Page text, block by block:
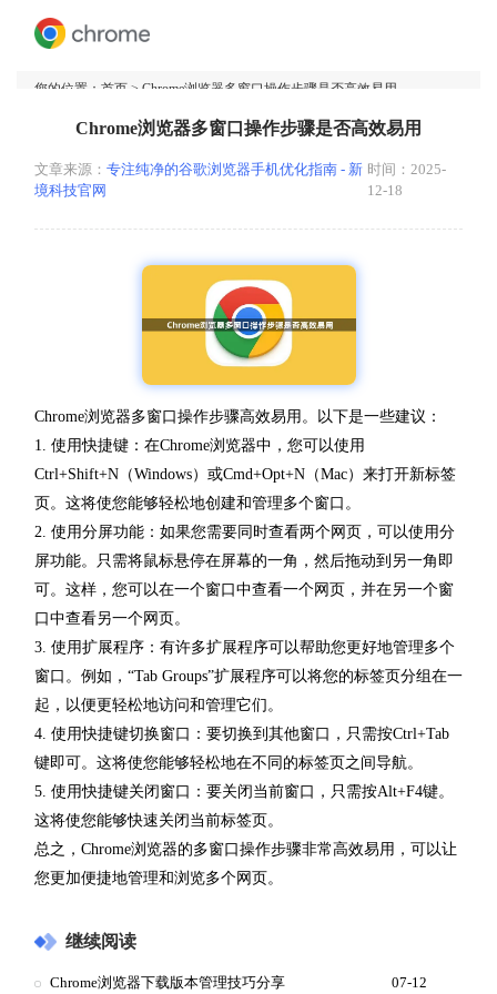
您的位置： 首页 > Chrome浏览器多窗口操作步骤是否高效易用
Chrome浏览器多窗口操作步骤是否高效易用
文章来源： 专注纯净的谷歌浏览器手机优化指南 - 新
境科技官网
时间：2025-
12-18
Chrome浏览器多窗口操作步骤高效易用。以下是一些建议：
1. 使用快捷键：在Chrome浏览器中，您可以使用
Ctrl+Shift+N（Windows）或Cmd+Opt+N（Mac）来打开新标签
页。这将使您能够轻松地创建和管理多个窗口。
2. 使用分屏功能：如果您需要同时查看两个网页，可以使用分
屏功能。只需将鼠标悬停在屏幕的一角，然后拖动到另一角即
可。这样，您可以在一个窗口中查看一个网页，并在另一个窗
口中查看另一个网页。
3. 使用扩展程序：有许多扩展程序可以帮助您更好地管理多个
窗口。例如，“Tab Groups”扩展程序可以将您的标签页分组在一
起，以便更轻松地访问和管理它们。
4. 使用快捷键切换窗口：要切换到其他窗口，只需按Ctrl+Tab
键即可。这将使您能够轻松地在不同的标签页之间导航。
5. 使用快捷键关闭窗口：要关闭当前窗口，只需按Alt+F4键。
这将使您能够快速关闭当前标签页。
总之，Chrome浏览器的多窗口操作步骤非常高效易用，可以让
您更加便捷地管理和浏览多个网页。
继续阅读
Chrome浏览器下载版本管理技巧分享 07-12